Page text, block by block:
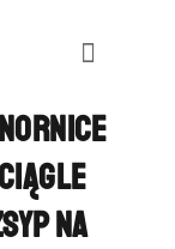
Nornice
na